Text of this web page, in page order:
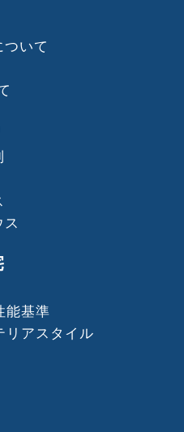
いて
ス
能基準
アスタイル